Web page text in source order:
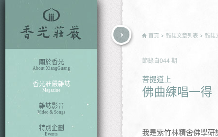
關於香光
About XiangGuang
香光莊嚴雜誌
Magazine
雜誌影音
Video & Songs
特別企劃
Events
首頁 雜誌文章列表 雜誌
節錄自 044 期
菩提道上
佛曲練唱一得
我是紫竹林精舍佛學